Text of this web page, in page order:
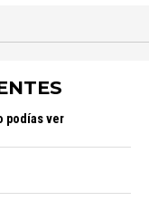
podías ver